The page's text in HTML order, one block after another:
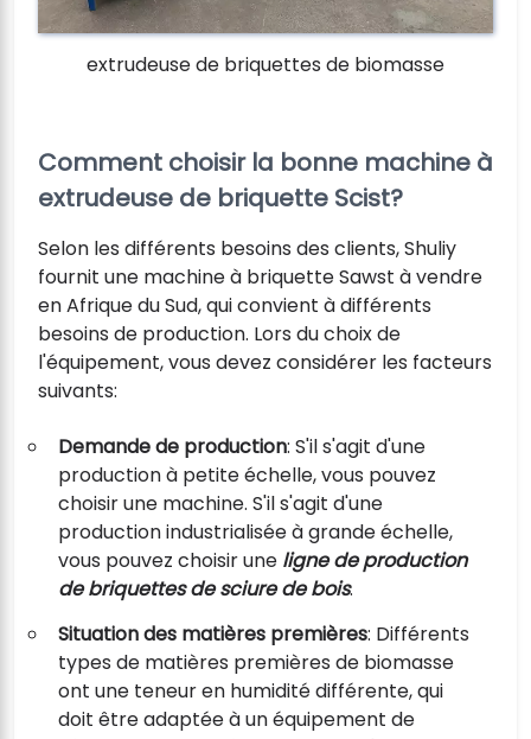
extrudeuse de briquettes de biomasse
Comment choisir la bonne machine à
extrudeuse de briquette Scist?
Selon les différents besoins des clients, Shuliy
fournit une machine à briquette Sawst à vendre
en Afrique du Sud, qui convient à différents
besoins de production. Lors du choix de
l'équipement, vous devez considérer les facteurs
suivants:
Demande de production: S'il s'agit d'une
production à petite échelle, vous pouvez
choisir une machine. S'il s'agit d'une
production industrialisée à grande échelle,
vous pouvez choisir une ligne de production
de briquettes de sciure de bois.
Situation des matières premières: Différents
types de matières premières de biomasse
ont une teneur en humidité différente, qui
doit être adaptée à un équipement de